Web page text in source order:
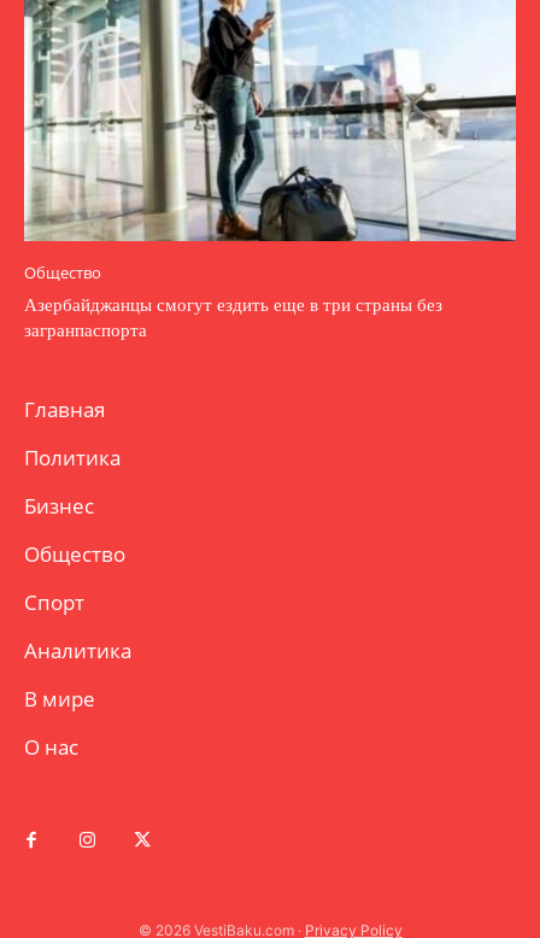
Общество
Азербайджанцы смогут ездить еще в три страны без
загранпаспорта
Главная
Политика
Бизнес
Общество
Спорт
Аналитика
В мире
О нас
© 2026 VestiBaku.com · Privacy Policy